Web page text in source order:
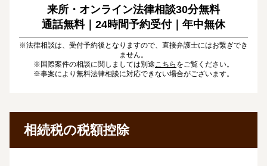
来所・オンライン法律相談30分無料
通話無料｜24時間予約受付｜ 年中無休
※法律相談は、受付予約後となりますので、直接弁護士にはお繋ぎでき
ません。
※国際案件の相談に関しましては別途 こちら をご覧ください。
※事案により無料法律相談に対応できない場合がございます。
相続税の税額控除